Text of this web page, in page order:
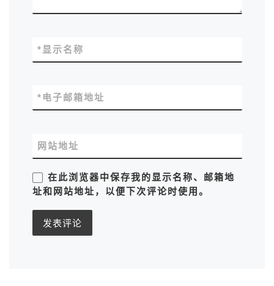
显示名称
*
电子邮箱地址
*
网站地址
在此浏览器中保存我的显示名称、邮箱地
址和网站地址，以便下次评论时使用。